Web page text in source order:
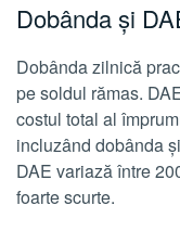
Dobânda și
Dobânda zilnică
pe soldul rămas.
costul total al
incluzând dobânda
DAE variază între
foarte scurte.